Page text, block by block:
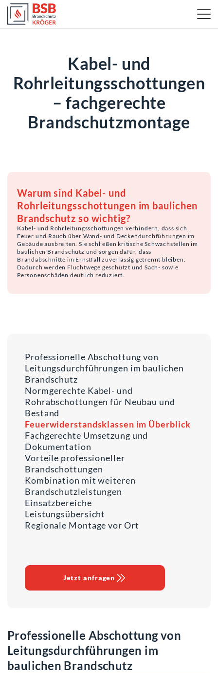
Kabel- und
Rohrleitungsschottungen
– fachgerechte
Brandschutzmontage
Warum sind Kabel- und
Rohrleitungsschottungen im baulichen
Brandschutz so wichtig?
Kabel- und Rohrleitungsschottungen verhindern, dass sich
Feuer und Rauch über Wand- und Deckendurchführungen im
Gebäude ausbreiten. Sie schließen kritische Schwachstellen im
baulichen Brandschutz und sorgen dafür, dass
Brandabschnitte im Ernstfall zuverlässig getrennt bleiben.
Dadurch werden Fluchtwege geschützt und Sach- sowie
Personenschäden deutlich reduziert.
Professionelle Abschottung von
Leitungsdurchführungen im baulichen
Brandschutz
Normgerechte Kabel- und
Rohrabschottungen für Neubau und
Bestand
Feuerwiderstandsklassen im Überblick
Fachgerechte Umsetzung und
Dokumentation
Vorteile professioneller
Brandschottungen
Kombination mit weiteren
Brandschutzleistungen
Einsatzbereiche
Leistungsübersicht
Regionale Montage vor Ort
Jetzt anfragen
Professionelle Abschottung von
Leitungsdurchführungen im
baulichen Brandschutz